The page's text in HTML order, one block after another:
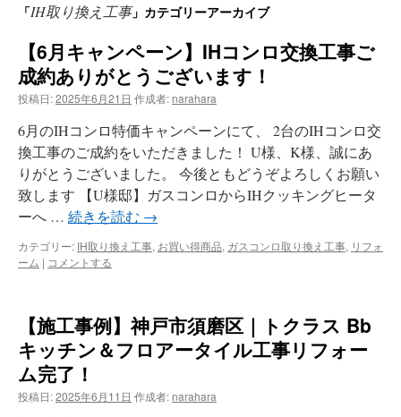
「IH取り換え工事」カテゴリーアーカイブ
【6月キャンペーン】IHコンロ交換工事ご
成約ありがとうございます！
投稿日:2025年6月21日 作成者: narahara
6月のIHコンロ特価キャンペーンにて、 2台のIHコンロ交
換工事のご成約をいただきました！ U様、K様、誠にあ
りがとうございました。 今後ともどうぞよろしくお願い
致します 【U様邸】ガスコンロからIHクッキングヒータ
ーへ … 続きを読む →
カテゴリー: IH取り換え工事, お買い得商品, ガスコンロ取り換え工事, リフォ
ーム | コメントする
【施工事例】神戸市須磨区｜トクラス Bb
キッチン＆フロアータイル工事リフォー
ム完了！
投稿日:2025年6月11日 作成者: narahara